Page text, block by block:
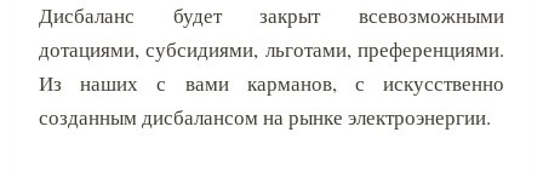
Дисбаланс будет закрыт всевозможными
дотациями, субсидиями, льготами, преференциями.
Из наших с вами карманов, с искусственно
созданным дисбалансом на рынке электроэнергии.